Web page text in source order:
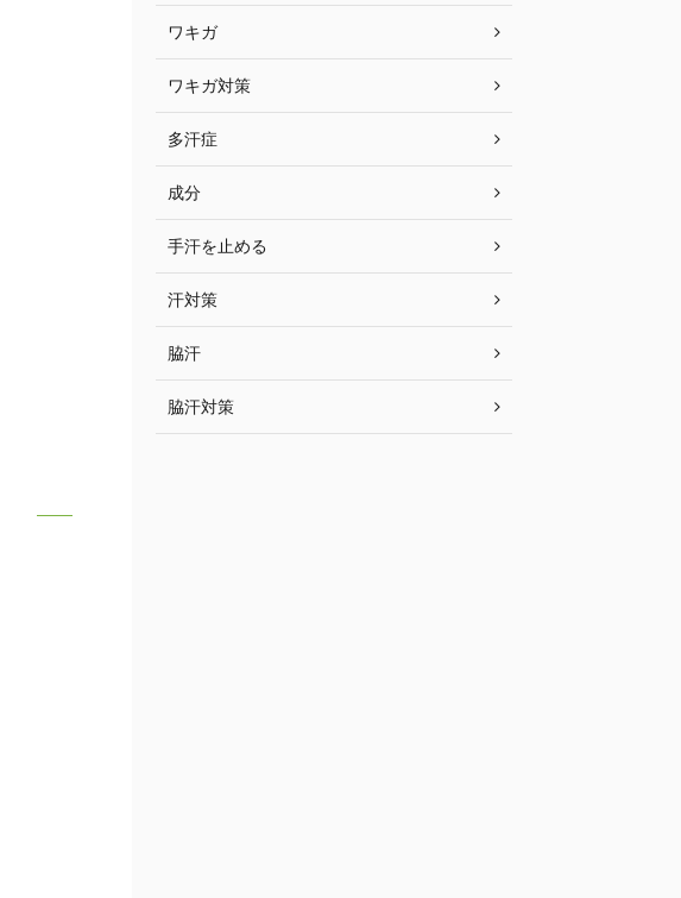
ワキガ
ワキガ対策
多汗症
成分
手汗を止める
汗対策
脇汗
脇汗対策